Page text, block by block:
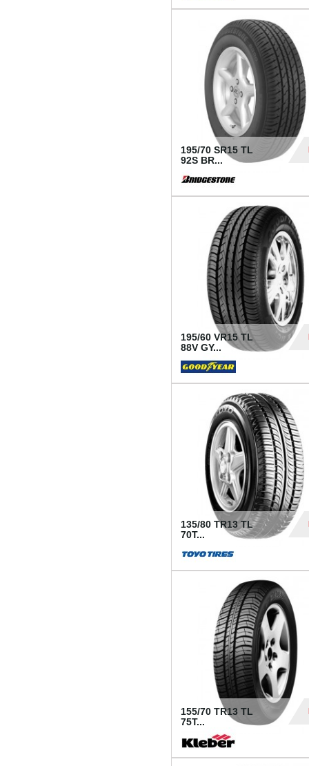
195/70 SR15 TL
92S BR...
195/60 VR15 TL
88V GY...
135/80 TR13 TL
70T...
155/70 TR13 TL
75T...